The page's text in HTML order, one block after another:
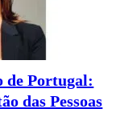
de Portugal:
das Pessoas